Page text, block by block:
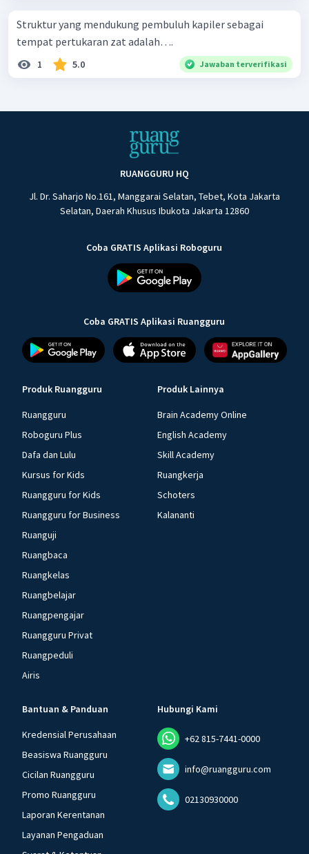
Struktur yang mendukung pembuluh kapiler sebagai
tempat pertukaran zat adalah….
1 5.0 Jawaban terverifikasi
RUANGGURU HQ
Jl. Dr. Saharjo No.161, Manggarai Selatan, Tebet, Kota Jakarta
Selatan, Daerah Khusus Ibukota Jakarta 12860
Coba GRATIS Aplikasi Roboguru
Coba GRATIS Aplikasi Ruangguru
Produk Ruangguru
Ruangguru
Roboguru Plus
Dafa dan Lulu
Kursus for Kids
Ruangguru for Kids
Ruangguru for Business
Ruanguji
Ruangbaca
Ruangkelas
Ruangbelajar
Ruangpengajar
Ruangguru Privat
Ruangpeduli
Airis
Produk Lainnya
Brain Academy Online
English Academy
Skill Academy
Ruangkerja
Schoters
Kalananti
Bantuan & Panduan
Kredensial Perusahaan
Beasiswa Ruangguru
Cicilan Ruangguru
Promo Ruangguru
Laporan Kerentanan
Layanan Pengaduan
Hubungi Kami
+62 815-7441-0000
info@ruangguru.com
02130930000